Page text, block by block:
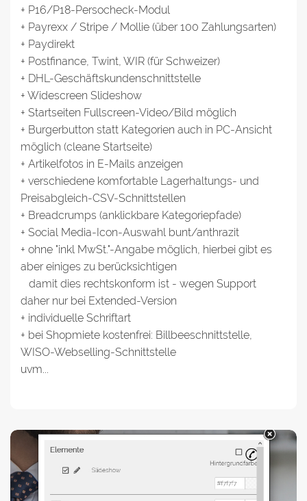
+ P16/P18-Persocheck-Modul
+ Payrexx / Stripe / Mollie (über 100 Zahlungsarten)
+ Paydirekt
+ Postfinance, Twint, WIR (für Schweizer)
+ DHL-Geschäftskundenschnittstelle
+ Widescreen Slideshow
+ Startseiten Fullscreen-Video/Bild möglich
+ Burgerbutton statt Kategorien auch in PC-Ansicht
möglich (cleane Startseite)
+ Artikelfotos in E-Mails anzeigen
+ verschiedene komfortable Lagerhaltungs- und
Preisabgleich-CSV-Schnittstellen
+ Breadcrumps (anklickbare Kategoriepfade)
+ Social Media-Icon-Auswahl bunt/anthrazit
+ ohne "inkl MwSt."-Angabe möglich, hierbei gibt es
aber einiges zu berücksichtigen
damit dies rechtskonform ist - wegen Support
daher nur bei Extended-Version
+ individuelle Schriftart
+ bei Shopmiete kostenfrei: Billbeeschnittstelle,
WISO-Webselling-Schnittstelle
uvm...